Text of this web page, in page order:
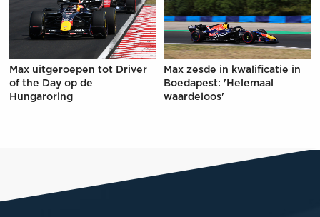
Max uitgeroepen tot Driver
of the Day op de
Hungaroring
Max zesde in kwalificatie in
Boedapest: 'Helemaal
waardeloos'